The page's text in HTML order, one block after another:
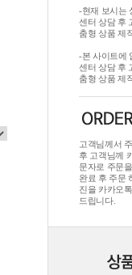
-현재 보시는
센터 상담 후
춤형 상품 제
-본 사이트에
센터 상담 후
춤형 상품 제
고객님께서
후 고객님께
문자로 주문
완료 후 주문
진을 카카오
드립니다.